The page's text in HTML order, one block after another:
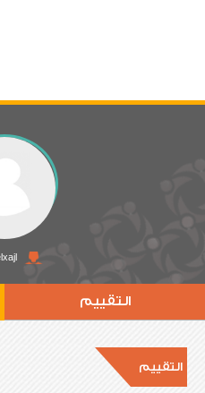
التقييم
التقييم